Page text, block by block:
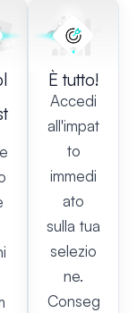
È tutto!
Accedi
all'impat
to
immedi
ato
sulla tua
selezio
ne.
Conseg